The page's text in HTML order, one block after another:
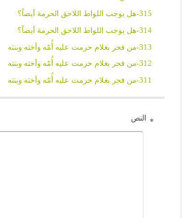
315-هل یوجب اللواط اللاحق الحرمة أیضاً؟
314-هل یوجب اللواط اللاحق الحرمة أیضاً؟
313-من فجر بغلام حرمت علیه أُمّه وأخته وبنته
312-من فجر بغلام حرمت علیه أُمّه وأخته وبنته
311-من فجر بغلام حرمت علیه أُمّه وأخته وبنته
* النص